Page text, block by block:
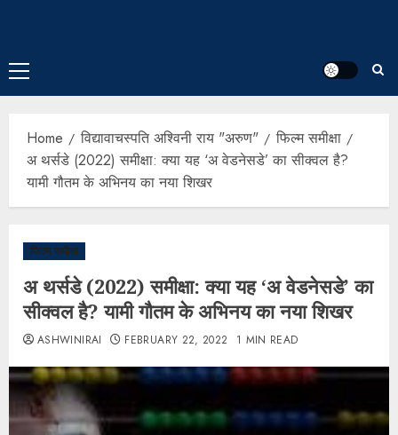
Home विद्यावाचस्पति अश्विनी राय "अरुण"
फिल्म समीक्षा
अ थर्सडे (2022) समीक्षा: क्या यह ‘अ वेडनेसडे’ का सीक्वल है?
यामी गौतम के अभिनय का नया शिखर
फिल्म समीक्षा
अ थर्सडे (2022) समीक्षा: क्या यह ‘अ वेडनेसडे’ का
सीक्वल है? यामी गौतम के अभिनय का नया शिखर
ASHWINIRAI FEBRUARY 22, 2022 1 MIN READ